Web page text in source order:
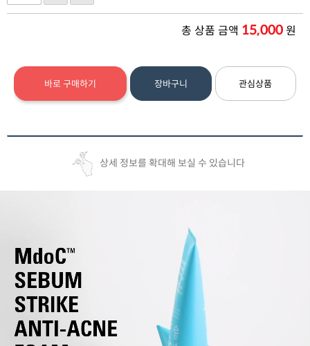
총 상품 금액 15,000원
바로 구매하기 장바구니 관심상품
상세 정보를 확대해 보실 수 있습니다